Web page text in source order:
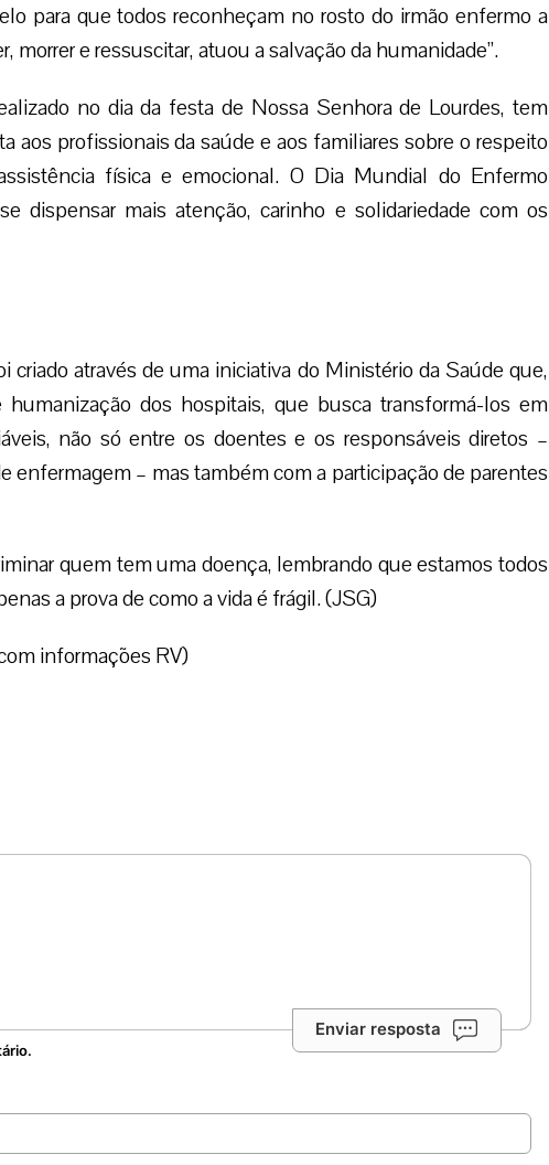
para que todos reconheçam no rosto do irmão enfermo a
morrer e ressuscitar, atuou a salvação da humanidade”.
no dia da festa de Nossa Senhora de Lourdes, tem
aos profissionais da saúde e aos familiares sobre o respeito
física e emocional. O Dia Mundial do Enfermo
dispensar mais atenção, carinho e solidariedade com os
criado através de uma iniciativa do Ministério da Saúde que,
dos hospitais, que busca transformá-los em
não só entre os doentes e os responsáveis diretos –
enfermagem – mas também com a participação de parentes
quem tem uma doença, lembrando que estamos todos
a prova de como a vida é frágil. (JSG)
informações RV)
Enviar resposta